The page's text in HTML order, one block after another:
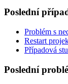
Poslední
Problém s
Restart
Případová
Poslední